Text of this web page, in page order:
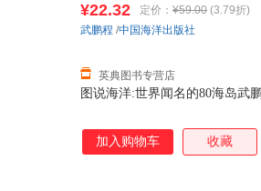
高清图片，时刻吸引孩子眼球
里？是不是说了也糊涂？书中
图说海洋:世界闻名的80海岛武
¥22.32 定价： ¥59.00 (3.79折)
英典图书专营店
武鹏程 /中国海洋出版社
加入购物车 收藏